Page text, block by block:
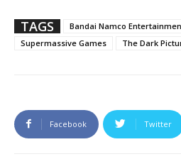
TAGS Bandai Namco
Supermassive Games
The Dark
Facebook Twitter